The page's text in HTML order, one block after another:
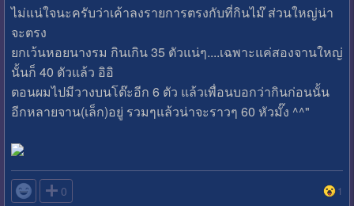
ไม่แน่ใจนะครับว่าเค้าลงรายการตรงกับที่กินไม๊ ส่วนใหญ่น่า
จะตรง
ยกเว้นหอยนางรม กินเกิน 35 ตัวแน่ๆ....เฉพาะแค่สองจานใหญ่
นั้นก็ 40 ตัวแล้ว อิอิ
ตอนผมไปมีวางบนโต๊ะอีก 6 ตัว แล้วเพื่อนบอกว่ากินก่อนนั้น
อีกหลายจาน(เล็ก)อยู่ รวมๆแล้วน่าจะราวๆ 60 หัวมั๊ง ^^"
 0 1